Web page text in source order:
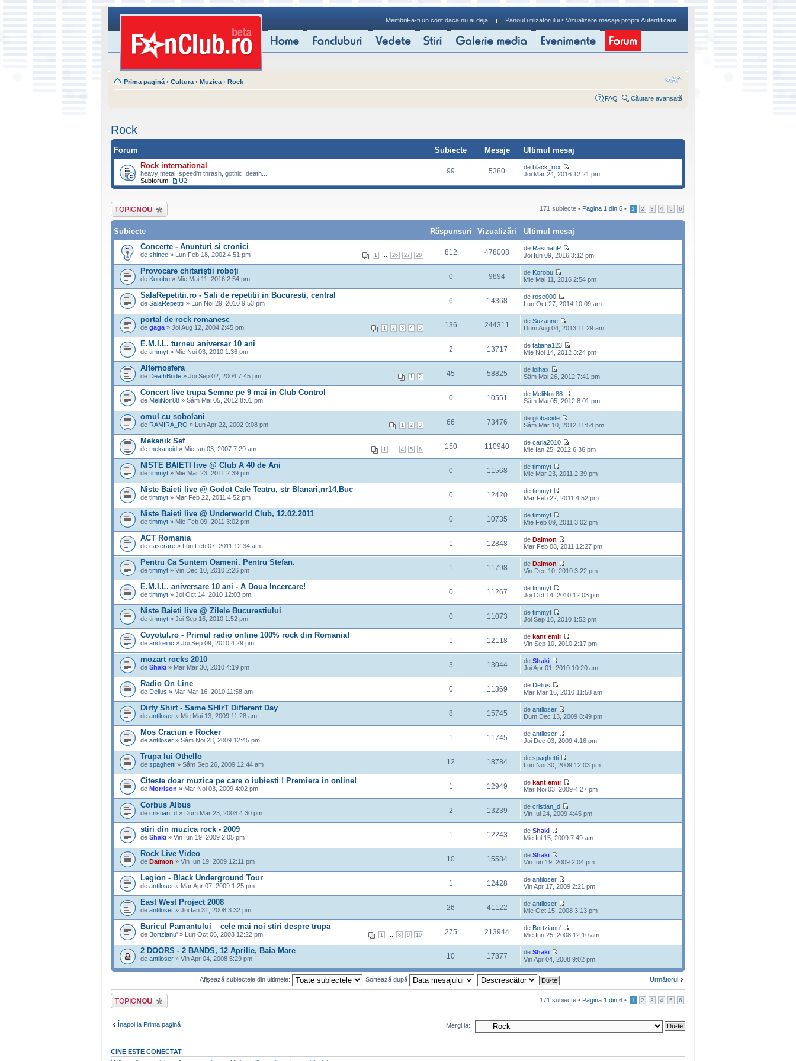
MembriFa-ti un cont daca nu ai deja! Panoul utilizatorului • Vizualizare mesaje proprii Autentificare
Prima pagină ‹ Cultura ‹ Muzica ‹ Rock
FAQ Căutare avansată
Rock
Forum Subiecte Mesaje
Ultimul mesaj
Rock international
heavy metal, speed'n thrash, gothic, death...
Subforum:
U2
99 5380 de black_rox
Joi Mar 24, 2016 12:21 pm
Scrie un subiect
nou
171 subiecte • Pagina 1 din 6 • 1 2 3 4 5 6
Subiecte Răspunsuri Vizualizări
Ultimul mesaj
Concerte - Anunturi si cronici
1 26 27 28
de shinee » Lun Feb 18, 2002 4:51 pm 812 478008 de RasmanP
Joi Iun 09, 2016 3:12 pm
Provocare chitariștii roboți
de Korobu » Mie Mai 11, 2016 2:54 pm 0 9894 de Korobu
Mie Mai 11, 2016 2:54 pm
SalaRepetitii.ro - Sali de repetitii in Bucuresti, central
de SalaRepetitii » Lun Noi 29, 2010 9:53 pm 6 14368 de rose000
Lun Oct 27, 2014 10:09 am
portal de rock romanesc
1 2 3 4 5
de gaga » Joi Aug 12, 2004 2:45 pm 136 244311 de Suzanne
Dum Aug 04, 2013 11:29 am
E.M.I.L. turneu aniversar 10 ani
de timmyt » Mie Noi 03, 2010 1:36 pm 2 13717 de tatiana123
Mie Noi 14, 2012 3:24 pm
Alternosfera
1 2
de DeathBride » Joi Sep 02, 2004 7:45 pm 45 58825 de lolhax
Sâm Mai 26, 2012 7:41 pm
Concert live trupa Semne pe 9 mai in Club Control
de MeliNoir88 » Sâm Mai 05, 2012 8:01 pm 0 10551 de MeliNoir88
Sâm Mai 05, 2012 8:01 pm
omul cu sobolani
1 2 3
de RAMIRA_RO » Lun Apr 22, 2002 9:08 pm 66 73476 de globacide
Sâm Mar 10, 2012 11:54 pm
Mekanik Sef
1 4 5 6
de mekanoid » Mie Ian 03, 2007 7:29 am 150 110940 de carla2010
Mie Ian 25, 2012 6:36 pm
NISTE BAIETI live @ Club A 40 de Ani
de timmyt » Mie Mar 23, 2011 2:39 pm 0 11568 de timmyt
Mie Mar 23, 2011 2:39 pm
Niste Baieti live @ Godot Cafe Teatru, str Blanari,nr14,Buc
de timmyt » Mar Feb 22, 2011 4:52 pm 0 12420 de timmyt
Mar Feb 22, 2011 4:52 pm
Niste Baieti live @ Underworld Club, 12.02.2011
de timmyt » Mie Feb 09, 2011 3:02 pm 0 10735 de timmyt
Mie Feb 09, 2011 3:02 pm
ACT Romania
de caserare » Lun Feb 07, 2011 12:34 am 1 12848 de Daimon
Mar Feb 08, 2011 12:27 pm
Pentru Ca Suntem Oameni. Pentru Stefan.
de timmyt » Vin Dec 10, 2010 2:26 pm 1 11798 de Daimon
Vin Dec 10, 2010 3:22 pm
E.M.I.L. aniversare 10 ani - A Doua Incercare!
de timmyt » Joi Oct 14, 2010 12:03 pm 0 11267 de timmyt
Joi Oct 14, 2010 12:03 pm
Niste Baieti live @ Zilele Bucurestiului
de timmyt » Joi Sep 16, 2010 1:52 pm 0 11073 de timmyt
Joi Sep 16, 2010 1:52 pm
Coyotul.ro - Primul radio online 100% rock din Romania!
de andreinc » Joi Sep 09, 2010 4:29 pm 1 12118 de kant emir
Vin Sep 10, 2010 2:17 pm
mozart rocks 2010
de Shaki » Mar Mar 30, 2010 4:19 pm 3 13044 de Shaki
Joi Apr 01, 2010 10:20 am
Radio On Line
de Delius » Mar Mar 16, 2010 11:58 am 0 11369 de Delius
Mar Mar 16, 2010 11:58 am
Dirty Shirt - Same SHIrT Different Day
de antiloser » Mie Mai 13, 2009 11:28 am 8 15745 de antiloser
Dum Dec 13, 2009 8:49 pm
Mos Craciun e Rocker
de antiloser » Sâm Noi 28, 2009 12:45 pm 1 11745 de antiloser
Joi Dec 03, 2009 4:16 pm
Trupa lui Othello
de spaghetti » Sâm Sep 26, 2009 12:44 am 12 18784 de spaghetti
Lun Noi 30, 2009 12:03 pm
Citeste doar muzica pe care o iubiesti ! Premiera in online!
de Morrison » Mar Noi 03, 2009 4:02 pm 1 12949 de kant emir
Mar Noi 03, 2009 4:27 pm
Corbus Albus
de cristian_d » Dum Mar 23, 2008 4:30 pm 2 13239 de cristian_d
Vin Iul 24, 2009 4:45 pm
stiri din muzica rock - 2009
de Shaki » Vin Iun 19, 2009 2:05 pm 1 12243 de Shaki
Mie Iul 15, 2009 7:49 am
Rock Live Video
de Daïmon » Vin Iun 19, 2009 12:11 pm 10 15584 de Shaki
Vin Iun 19, 2009 2:04 pm
Legion - Black Underground Tour
de antiloser » Mar Apr 07, 2009 1:25 pm 1 12428 de antiloser
Vin Apr 17, 2009 2:21 pm
East West Project 2008
de antiloser » Joi Ian 31, 2008 3:32 pm 26 41122 de antiloser
Mie Oct 15, 2008 3:13 pm
Buricul Pamantului _ cele mai noi stiri despre trupa
1 8 9 10
de Bortzianu' » Lun Oct 06, 2003 12:22 pm 275 213944 de Bortzianu'
Mie Iun 25, 2008 12:10 am
2 DOORS - 2 BANDS, 12 Aprilie, Baia Mare
de antiloser » Vin Apr 04, 2008 5:29 pm 10 17877 de Shaki
Vin Apr 04, 2008 9:02 pm
Următorul
Afişează subiectele din ultimele: Sortează după
Scrie un subiect
nou
171 subiecte • Pagina 1 din 6 • 1 2 3 4 5 6
Înapoi la Prima pagină Mergi la:
CINE ESTE CONECTAT